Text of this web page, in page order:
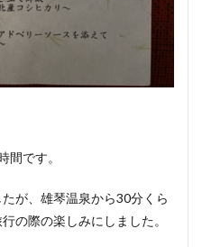
間です。
が、雄琴温泉から30分くら
の際の楽しみにしました。